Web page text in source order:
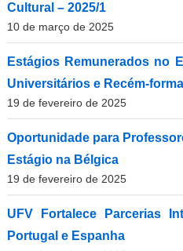
Cultural – 2025/1
10 de março de 2025
Estágios Remunerados no
Universitários e Recém-
19 de fevereiro de 2025
Oportunidade para
Estágio na Bélgica
19 de fevereiro de 2025
UFV Fortalece Parcerias
Portugal e Espanha